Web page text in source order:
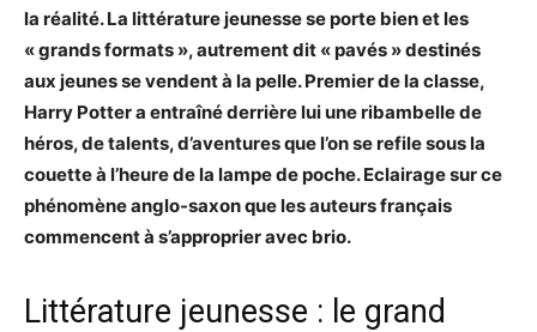
la réalité. La littérature jeunesse se porte bien et les
« grands formats », autrement dit « pavés » destinés
aux jeunes se vendent à la pelle. Premier de la classe,
Harry Potter a entraîné derrière lui une ribambelle de
héros, de talents, d’aventures que l’on se refile sous la
couette à l’heure de la lampe de poche. Eclairage sur ce
phénomène anglo-saxon que les auteurs français
commencent à s’approprier avec brio.
Littérature jeunesse : le grand